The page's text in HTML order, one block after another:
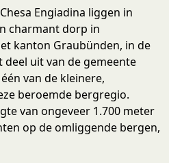
Engiadina liggen in
charmant dorp in
kanton Graubünden, in de
deel uit van de gemeente
van de kleinere,
beroemde bergregio.
van ongeveer 1.700 meter
op de omliggende bergen,